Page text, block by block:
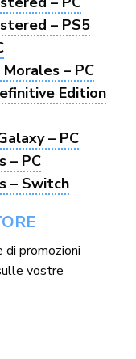
– PS5
– PC
Edition
– PC
– PC
– Switch
di promozioni
vostre